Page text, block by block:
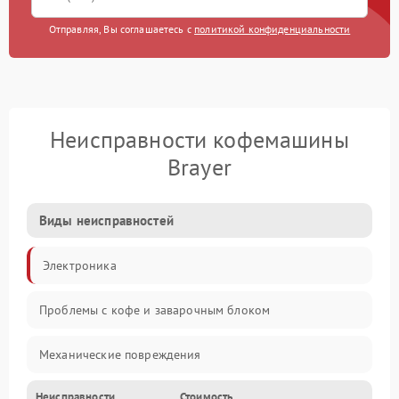
Отправляя, Вы соглашаетесь с политикой конфиденциальности
Неисправности кофемашины
Brayer
Виды неисправностей
Электроника
Проблемы с кофе и заварочным блоком
Механические повреждения